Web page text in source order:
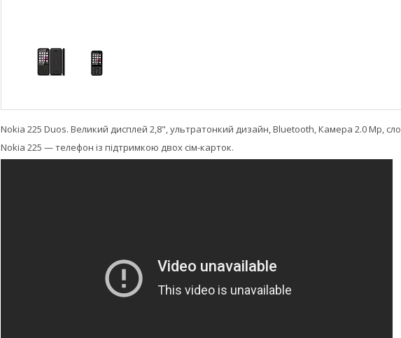
Nokia 225 Duos. Великий дисплей 2,8", ультратонкий дизайн, Bluetooth, Камера 2.0 Mp,
Nokia 225 — телефон із підтримкою двох сім-карток.